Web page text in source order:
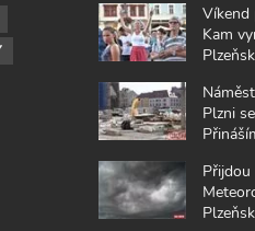
Víkend
Kam
Plzni